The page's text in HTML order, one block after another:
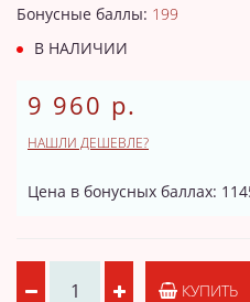
Бонусные баллы: 199
В НАЛИЧИИ
9 960 р.
НАШЛИ ДЕШЕВЛЕ?
Цена в бонусных баллах:
КУПИТЬ